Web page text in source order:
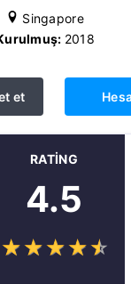
Singapore
2018
et
RATING
4.5
☆☆☆☆☆
★★★★★